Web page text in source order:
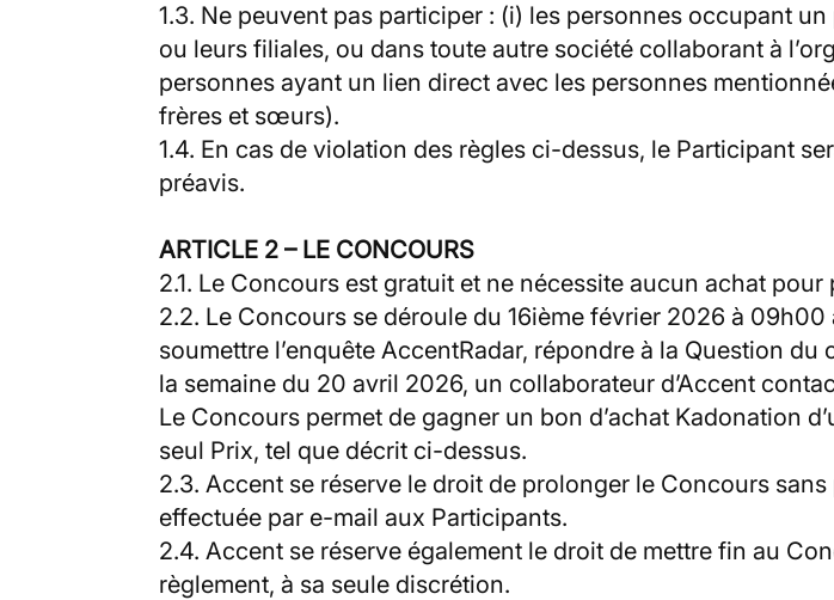
1.3. Ne peuvent pas participer : (i) les personnes occupant
ou leurs filiales, ou dans toute autre société collaborant à
personnes ayant un lien direct avec les personnes
frères et sœurs).
1.4. En cas de violation des règles ci-dessus, le Participant
préavis.
ARTICLE 2 – LE CONCOURS
2.1. Le Concours est gratuit et ne nécessite aucun achat pour
2.2. Le Concours se déroule du 16ième février 2026 à
soumettre l’enquête AccentRadar, répondre à la Question
la semaine du 20 avril 2026, un collaborateur d’Accent
Le Concours permet de gagner un bon d’achat Kadonation
seul Prix, tel que décrit ci-dessus.
2.3. Accent se réserve le droit de prolonger le Concours
effectuée par e-mail aux Participants.
2.4. Accent se réserve également le droit de mettre fin au
règlement, à sa seule discrétion.